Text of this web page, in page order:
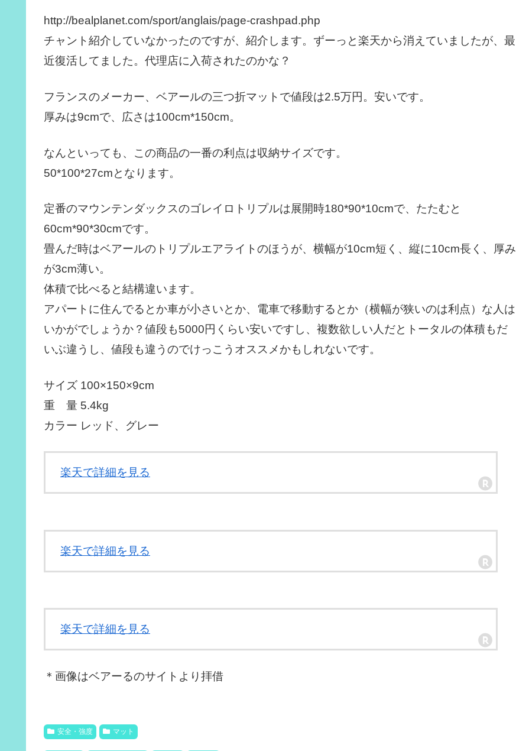
http://bealplanet.com/sport/anglais/page-crashpad.php
チャント紹介していなかったのですが、紹介します。ずーっと楽天から消えていましたが、最
近復活してました。代理店に入荷されたのかな？
フランスのメーカー、ベアールの三つ折マットで値段は2.5万円。安いです。
厚みは9cmで、広さは100cm*150cm。
なんといっても、この商品の一番の利点は収納サイズです。
50*100*27cmとなります。
定番のマウンテンダックスのゴレイロトリプルは展開時180*90*10cmで、たたむと
60cm*90*30cmです。
畳んだ時はベアールのトリプルエアライトのほうが、横幅が10cm短く、縦に10cm長く、厚み
が3cm薄い。
体積で比べると結構違います。
アパートに住んでるとか車が小さいとか、電車で移動するとか（横幅が狭いのは利点）な人は
いかがでしょうか？値段も5000円くらい安いですし、複数欲しい人だとトータルの体積もだ
いぶ違うし、値段も違うのでけっこうオススメかもしれないです。
サイズ 100×150×9cm
重 量 5.4kg
カラー レッド、グレー
楽天で詳細を見る
楽天で詳細を見る
楽天で詳細を見る
＊画像はベアーるのサイトより拝借
安全・強度 マット